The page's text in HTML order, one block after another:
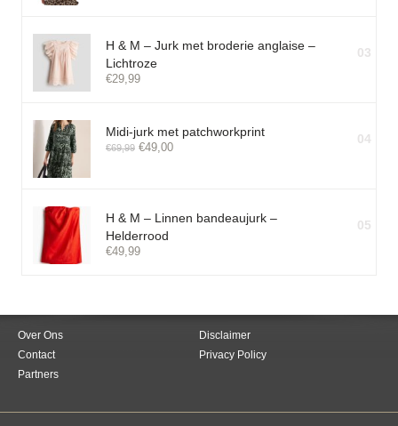
H & M – Jurk met broderie anglaise –
Lichtroze
€29,99
03
Midi-jurk met patchworkprint
€69,99 €49,00
04
H & M – Linnen bandeaujurk –
Helderrood
€49,99
05
Over Ons
Disclaimer
Contact
Privacy Policy
Partners